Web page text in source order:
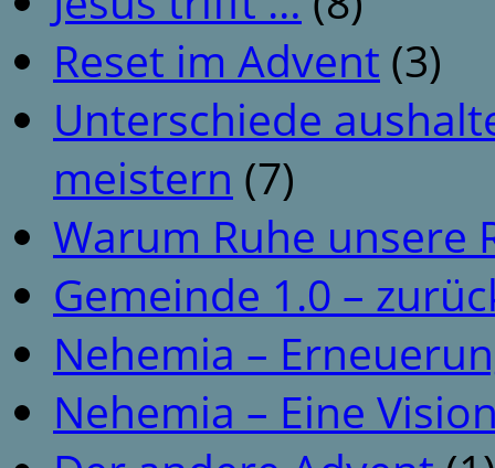
Reset im Advent (3)
Unterschiede
meistern (7)
Warum Ruhe unsere
Gemeinde 1.0 –
Nehemia –
Nehemia – Eine